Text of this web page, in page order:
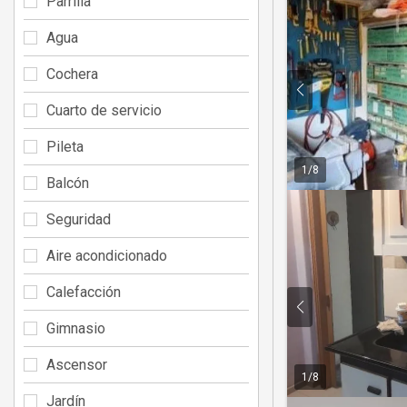
1 /8
1 /8
Agua
Cochera
Cuarto de servicio
Pileta
Balcón
Seguridad
Aire acondicionado
Calefacción
Gimnasio
Ascensor
Jardín